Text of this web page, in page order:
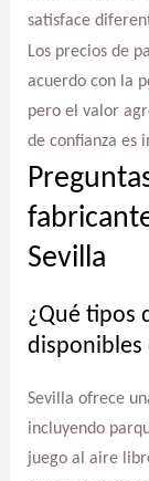
satisface
Los precios de
acuerdo con la
pero el valor
de confianza es
Sevilla
¿Qué tipos
disponibles
Sevilla ofrece
incluyendo
juego al aire